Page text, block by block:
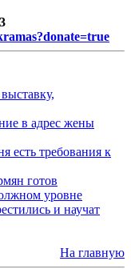
в адрес жены
есть требования к
готов
уровне
и научат
На главную